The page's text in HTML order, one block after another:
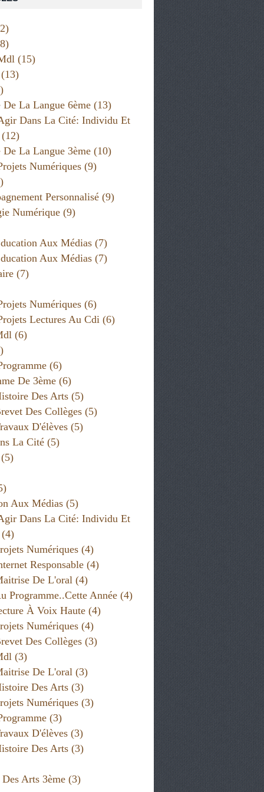
(15)
La Langue 6ème (13)
Dans La Cité: Individu Et
La Langue 3ème (10)
Numériques (9)
Personnalisé (9)
Numérique (9)
Aux Médias (7)
Aux Médias (7)
(7)
Numériques (6)
Lectures Au Cdi (6)
(6)
(6)
De 3ème (6)
Des Arts (5)
Des Collèges (5)
D'élèves (5)
La Cité (5)
Aux Médias (5)
Dans La Cité: Individu Et
Numériques (4)
Responsable (4)
De L'oral (4)
Programme..cette Année (4)
À Voix Haute (4)
Numériques (4)
Des Collèges (3)
(3)
De L'oral (3)
Des Arts (3)
Numériques (3)
(3)
D'élèves (3)
Des Arts (3)
Arts 3ème (3)